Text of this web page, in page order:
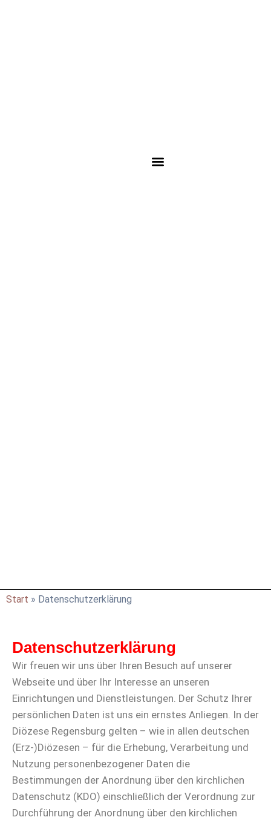
Start » Datenschutzerklärung
Datenschutzerklärung
Wir freuen wir uns über Ihren Besuch auf unserer
Webseite und über Ihr Interesse an unseren
Einrichtungen und Dienstleistungen. Der Schutz Ihrer
persönlichen Daten ist uns ein ernstes Anliegen. In der
Diözese Regensburg gelten – wie in allen deutschen
(Erz-)Diözesen – für die Erhebung, Verarbeitung und
Nutzung personenbezogener Daten die
Bestimmungen der Anordnung über den kirchlichen
Datenschutz (KDO) einschließlich der Verordnung zur
Durchführung der Anordnung über den kirchlichen